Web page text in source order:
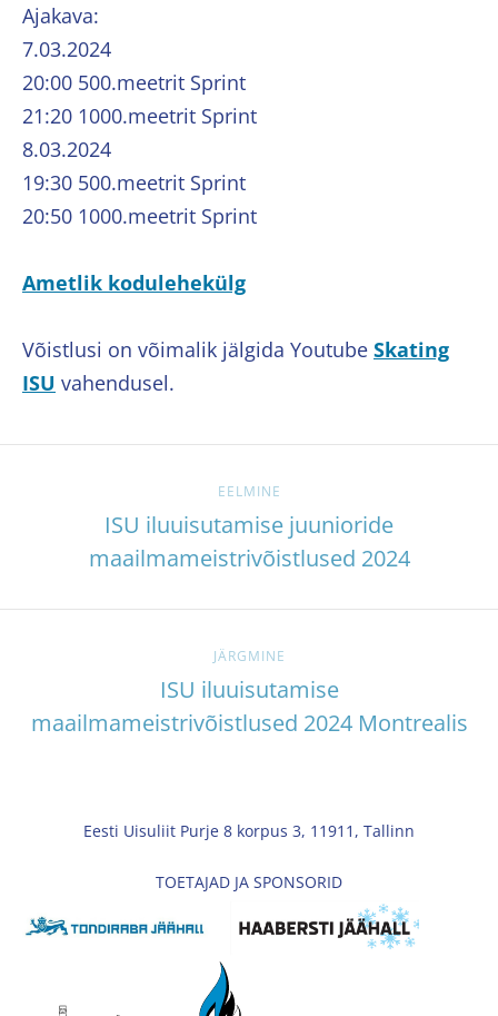
Ajakava:
7.03.2024
20:00 500.meetrit Sprint
21:20 1000.meetrit Sprint
8.03.2024
19:30 500.meetrit Sprint
20:50 1000.meetrit Sprint
Ametlik kodulehekülg
Võistlusi on võimalik jälgida Youtube Skating
ISU vahendusel.
EELMINE
ISU iluuisutamise juunioride
maailmameistrivõistlused 2024
JÄRGMINE
ISU iluuisutamise
maailmameistrivõistlused 2024 Montrealis
Eesti Uisuliit Purje 8 korpus 3, 11911, Tallinn
TOETAJAD JA SPONSORID